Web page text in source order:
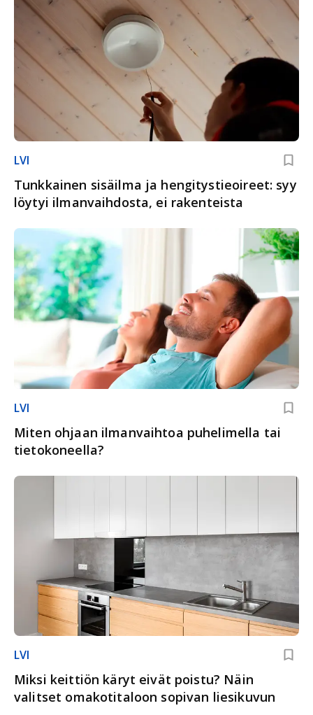
LVI
Tunkkainen sisäilma ja hengitystieoireet: syy
löytyi ilmanvaihdosta, ei rakenteista
LVI
Miten ohjaan ilmanvaihtoa puhelimella tai
tietokoneella?
LVI
Miksi keittiön käryt eivät poistu? Näin
valitset omakotitaloon sopivan liesikuvun